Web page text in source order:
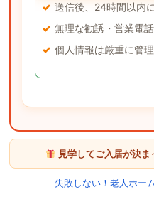
送信後、24時間以内
無理な勧誘・営業電
個人情報は厳重に管
見学してご入居が決ま
失敗しない！老人ホー